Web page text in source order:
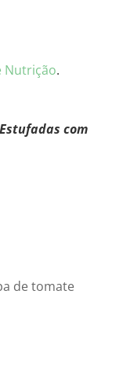
Nutrição.
com
de tomate